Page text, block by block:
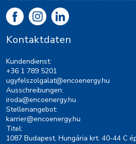
Kontaktdaten
Kundendienst:
+36 1 789 5201
ugyfelszolgalat@encoenergy.hu
Ausschreibungen:
iroda@encoenergy.hu
Stellenangebot:
karrier@encoenergy.hu
Titel:
1087 Budapest, Hungária krt. 40-44 C